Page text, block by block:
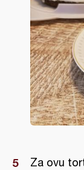
Za ovu